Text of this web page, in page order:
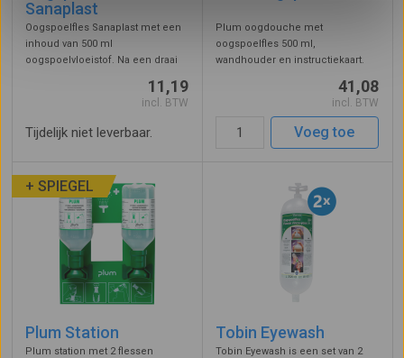
Sanaplast
Oogspoelfles Sanaplast met een
inhoud van 500 ml
oogspoelvloeistof. Na een draai
meteen klaar voor gebruik. Het
samenstelling van
natriumchloride. De oogschelp
11,19
incl. BTW
Tijdelijk niet leverbaar.
Plum oogdouche met
oogspoelfles 500 ml,
wandhouder en instructiekaart.
oogspoelstation te bevestigen in
de directe omgeving van het
risico heeft u het oogspoelmidd
41,08
incl. BTW
Voeg toe
+ SPIEGEL
Plum Station
Plum station met 2 flessen
Tobin Eyewash
Tobin Eyewash is een set van 2